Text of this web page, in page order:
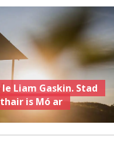
Liam Gaskin. Stad
is Mó ar